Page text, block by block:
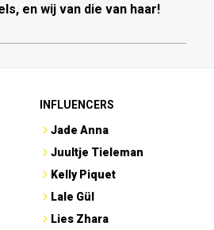
en wij van die van haar!
INFLUENCERS
Jade Anna
Juultje Tieleman
Kelly Piquet
Lale Gül
Lies Zhara